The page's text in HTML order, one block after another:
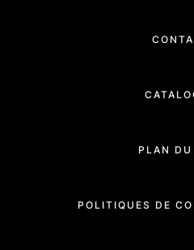
PLAN
POLITIQUES DE